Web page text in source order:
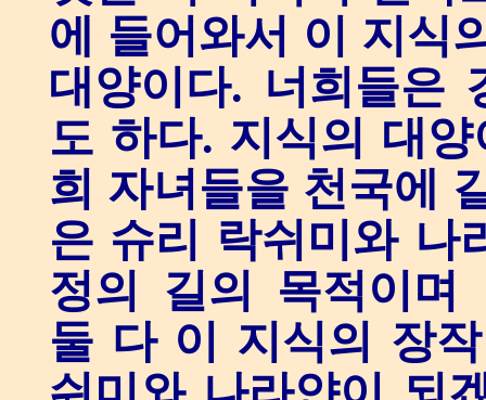
에 들어와서 이 지식
대양이다. 너희들은
도 하다. 지식의 대
희 자녀들을 천국에
은 슈리 락쉬미와 나
정의 길의 목적이며
둘 다 이 지식의 장